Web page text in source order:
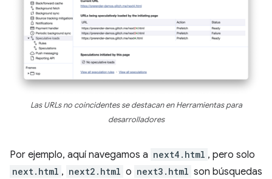
Las URLs no coincidentes se destacan en Herramientas para
desarrolladores
Por ejemplo, aquí navegamos a next4.html , pero solo
next.html , next2.html o next3.html son búsquedas